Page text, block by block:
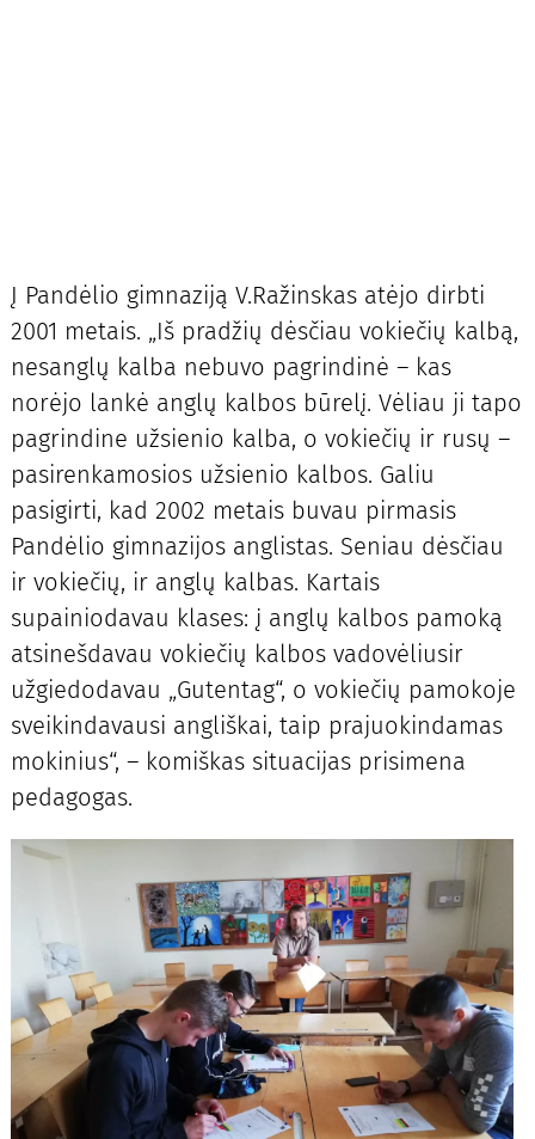
Į Pandėlio gimnaziją V.Ražinskas atėjo dirbti
2001 metais. „Iš pradžių dėsčiau vokiečių kalbą,
nesanglų kalba nebuvo pagrindinė – kas
norėjo lankė anglų kalbos būrelį. Vėliau ji tapo
pagrindine užsienio kalba, o vokiečių ir rusų –
pasirenkamosios užsienio kalbos. Galiu
pasigirti, kad 2002 metais buvau pirmasis
Pandėlio gimnazijos anglistas. Seniau dėsčiau
ir vokiečių, ir anglų kalbas. Kartais
supainiodavau klases: į anglų kalbos pamoką
atsinešdavau vokiečių kalbos vadovėliusir
užgiedodavau „Gutentag“, o vokiečių pamokoje
sveikindavausi angliškai, taip prajuokindamas
mokinius“, – komiškas situacijas prisimena
pedagogas.